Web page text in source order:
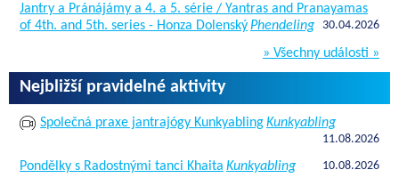
Jantry a Pránájámy a 4. a 5. série / Yantras and Pranayamas
of 4th. and 5th. series - Honza DolenskýPhendeling 30.04.2026
» Všechny události »
Nejbližší pravidelné aktivity
Společná praxe jantrajógy KunkyablingKunkyabling
11.08.2026
Pondělky s Radostnými tanci Khaita Kunkyabling 10.08.2026